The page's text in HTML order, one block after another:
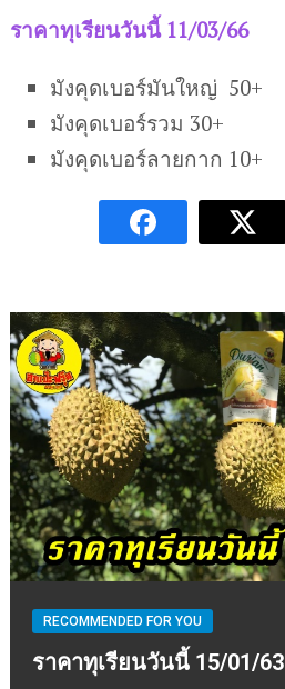
ราคาทุเรียนวันนี้ 11/03/66
มังคุดเบอร์มันใหญ่ 50+
มังคุดเบอร์รวม 30+
มังคุดเบอร์ลายกาก 10+
RECOMMENDED FOR YOU
ราคาทุเรียนวันนี้ 15/01/63